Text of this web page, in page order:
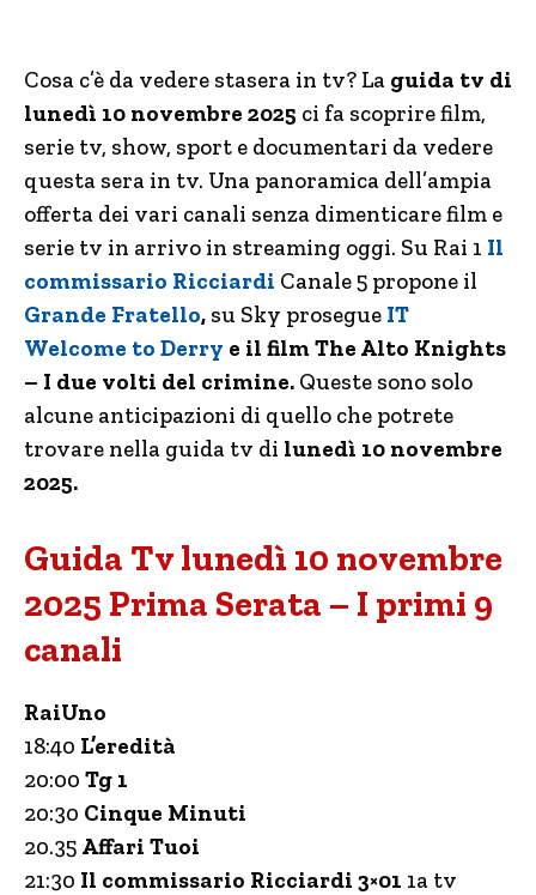
Cosa c’è da vedere stasera in tv? La guida tv di
lunedì 10 novembre 2025 ci fa scoprire film,
serie tv, show, sport e documentari da vedere
questa sera in tv. Una panoramica dell’ampia
offerta dei vari canali senza dimenticare film e
serie tv in arrivo in streaming oggi. Su Rai 1 Il
commissario Ricciardi Canale 5 propone il
Grande Fratello, su Sky prosegue IT
Welcome to Derry e il film The Alto Knights
– I due volti del crimine. Queste sono solo
alcune anticipazioni di quello che potrete
trovare nella guida tv di lunedì 10 novembre
2025.
Guida Tv lunedì 10 novembre
2025 Prima Serata – I primi 9
canali
RaiUno
18:40 L’eredità
20:00 Tg 1
20:30 Cinque Minuti
20.35 Affari Tuoi
21:30 Il commissario Ricciardi 3×01 1a tv